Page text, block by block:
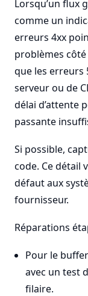
Lorsqu’un flux
comme un
erreurs 4xx
problèmes
que les erreurs
serveur ou de
délai d’attente
passante
Si possible,
code. Ce détail
défaut aux
fournisseur.
Réparations
Pour le
avec un test
filaire.